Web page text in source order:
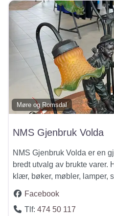
Møre og Romsdal
NMS Gjenbruk Volda
NMS Gjenbruk Volda er en
bredt utvalg av brukte varer.
klær, bøker, møbler, lamper,
Facebook
Tlf: 474 50 117